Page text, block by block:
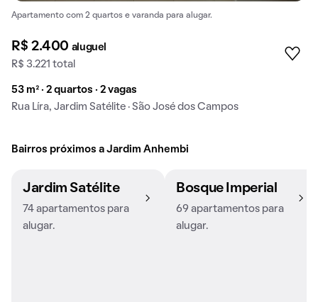
Apartamento com 2 quartos e varanda para alugar.
R$ 2.400 aluguel
R$ 3.221 total
53 m² · 2 quartos · 2 vagas
Rua Líra, Jardim Satélite · São José dos Campos
Bairros próximos a Jardim Anhembi
Jardim Satélite
74 apartamentos para
alugar.
Bosque Imperial
69 apartamentos para
alugar.